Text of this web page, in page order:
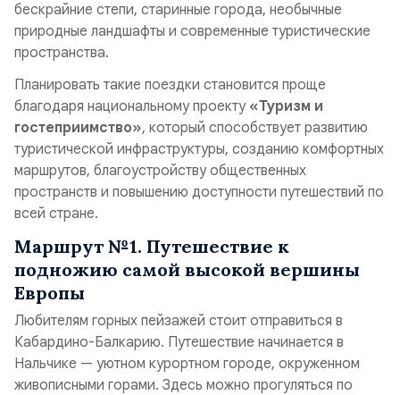
бескрайние степи, старинные города, необычные
природные ландшафты и современные туристические
пространства.
Планировать такие поездки становится проще
благодаря национальному проекту «Туризм и
гостеприимство», который способствует развитию
туристической инфраструктуры, созданию комфортных
маршрутов, благоустройству общественных
пространств и повышению доступности путешествий по
всей стране.
Маршрут №1. Путешествие к
подножию самой высокой вершины
Европы
Любителям горных пейзажей стоит отправиться в
Кабардино-Балкарию. Путешествие начинается в
Нальчике — уютном курортном городе, окруженном
живописными горами. Здесь можно прогуляться по